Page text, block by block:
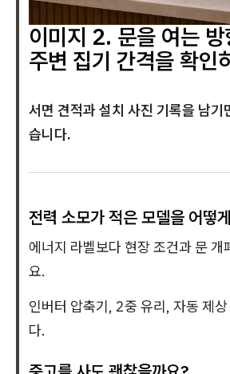
이미지 2. 문을 여는
주변 집기 간격을 확인
서면 견적과 설치 사진 기록을 남기
습니다.
전력 소모가 적은 모델을 어떻
에너지 라벨보다 현장 조건과 문 개
요.
인버터 압축기, 2중 유리, 자동 제
다.